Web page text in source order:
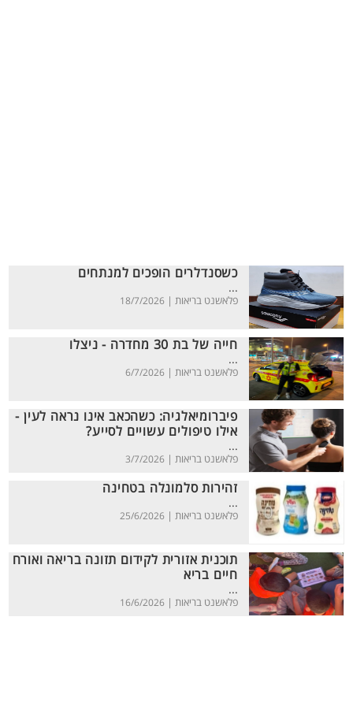
כשסנדלרים הופכים למנתחים
...
פלאשנט בריאות | 18/7/2026
חייה של בת 30 מחדרה - ניצלו
...
פלאשנט בריאות | 6/7/2026
פיברומיאלגיה: כשהכאב אינו נראה לעין -
אילו טיפולים עשויים לסייע?
...
פלאשנט בריאות | 3/7/2026
זהירות סלמונלה בטחינה
...
פלאשנט בריאות | 25/6/2026
תוכנית אזורית לקידום תזונה בריאה ואורח
חיים בריא
...
פלאשנט בריאות | 16/6/2026